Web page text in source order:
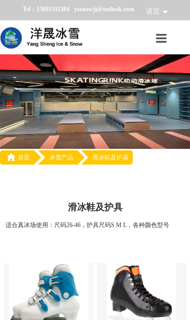
Tel：13691511384 yssnowji@outlook.com 语言
首页
冰雪产品
冰雪业务
冰雪案例
 首页 冰雪产品 滑冰鞋及护具
适合真冰场使用：尺码26-46，护具尺码S M L，各种颜色型号
滑冰鞋及护具